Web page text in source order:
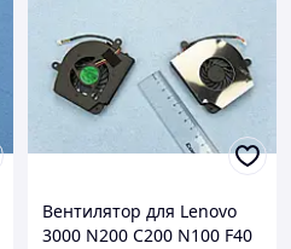
Вентилятор для Lenovo
3000 N200 C200 N100 F40